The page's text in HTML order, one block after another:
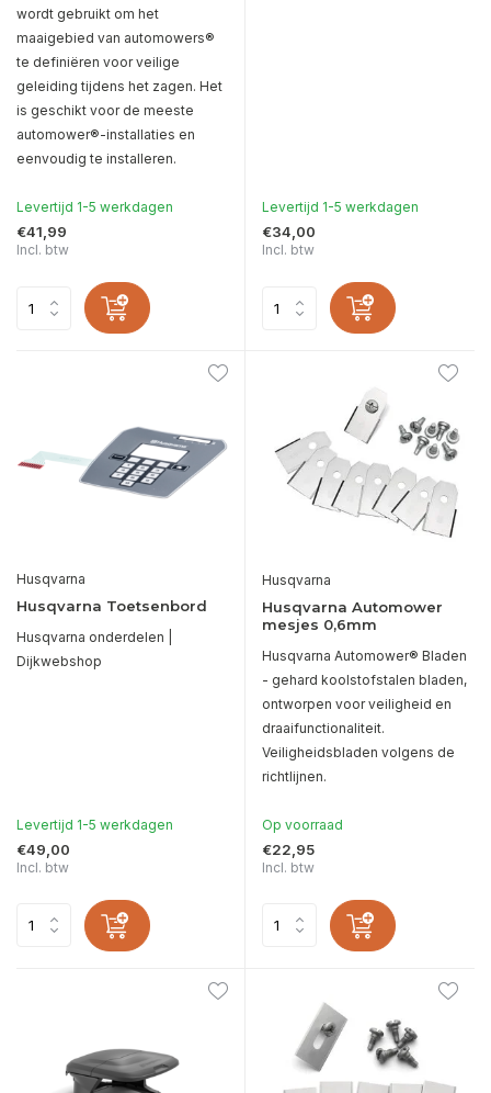
wordt gebruikt om het
maaigebied van automowers®
te definiëren voor veilige
geleiding tijdens het zagen. Het
is geschikt voor de meeste
automower®-installaties en
eenvoudig te installeren.
Levertijd 1-5 werkdagen
€41,99
Incl. btw
Levertijd 1-5 werkdagen
€34,00
Incl. btw
Husqvarna
Husqvarna Toetsenbord
Husqvarna onderdelen |
Dijkwebshop
Levertijd 1-5 werkdagen
€49,00
Incl. btw
Husqvarna
Husqvarna Automower
mesjes 0,6mm
Husqvarna Automower® Bladen
- gehard koolstofstalen bladen,
ontworpen voor veiligheid en
draaifunctionaliteit.
Veiligheidsbladen volgens de
richtlijnen.
Op voorraad
€22,95
Incl. btw